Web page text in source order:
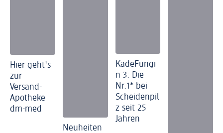
Hier geht's
zur
Versand-
Apotheke
dm-med
Neuheiten
KadeFungi
n 3: Die
Nr.1* bei
Scheidenpil
z seit 25
Jahren